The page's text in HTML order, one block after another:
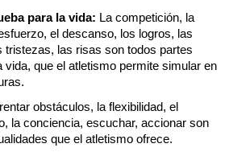
para la vida: La competición, la
el descanso, los logros, las
tristezas, las risas son todos partes
vida, que el atletismo permite simular en
obstáculos, la flexibilidad, el
la conciencia, escuchar, accionar son
que el atletismo ofrece.